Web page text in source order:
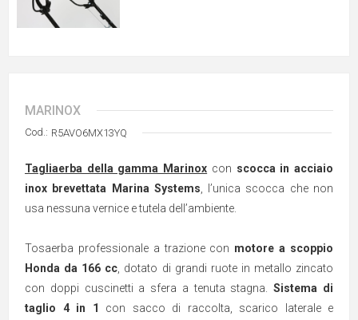
MARINOX
Cod.: R5AVO6MX13YQ
Tagliaerba della gamma Marinox con scocca in acciaio
inox brevettata Marina Systems , l’unica scocca che non
usa nessuna vernice e tutela dell’ambiente.
Tosaerba professionale a trazione con motore a scoppio
Honda da 166 cc , dotato di grandi ruote in metallo zincato
con doppi cuscinetti a sfera a tenuta stagna.Sistema di
taglio 4 in 1
con sacco di raccolta, scarico laterale e